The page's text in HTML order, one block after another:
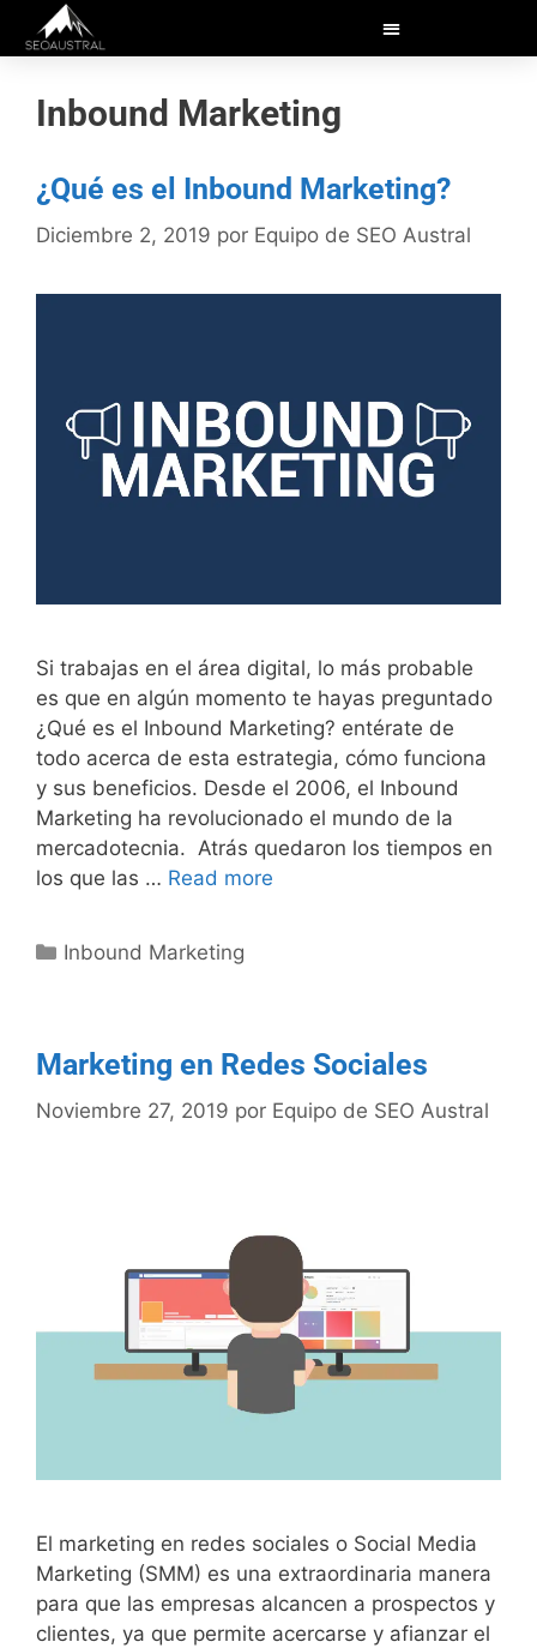
Inbound Marketing
¿Qué es el Inbound Marketing?
Diciembre 2, 2019 por Equipo de SEO Austral
Si trabajas en el área digital, lo más probable
es que en algún momento te hayas preguntado
¿Qué es el Inbound Marketing? entérate de
todo acerca de esta estrategia, cómo funciona
y sus beneficios. Desde el 2006, el Inbound
Marketing ha revolucionado el mundo de la
mercadotecnia. Atrás quedaron los tiempos en
los que las … Read more
Inbound Marketing
Marketing en Redes Sociales
Noviembre 27, 2019 por Equipo de SEO Austral
El marketing en redes sociales o Social Media
Marketing (SMM) es una extraordinaria manera
para que las empresas alcancen a prospectos y
clientes, ya que permite acercarse y afianzar el